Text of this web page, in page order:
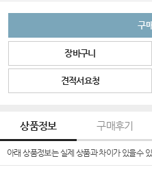
구
장바구니
견적서요청
상품정보 구매후기
아래 상품정보는 실제 상품과 차이가 있을수